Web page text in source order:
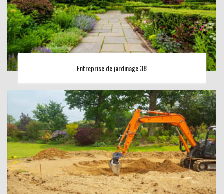
Entreprise de jardinage 38